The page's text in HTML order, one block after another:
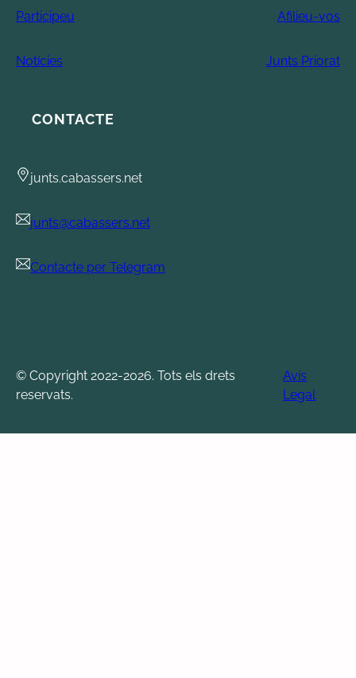
Participeu Afilieu-vos
Notícies Junts Priorat
CONTACTE
junts.cabassers.net
junts@cabassers.net
Contacte per Telegram
© Copyright 2022-2026. Tots els drets
reservats.
Avís
Legal